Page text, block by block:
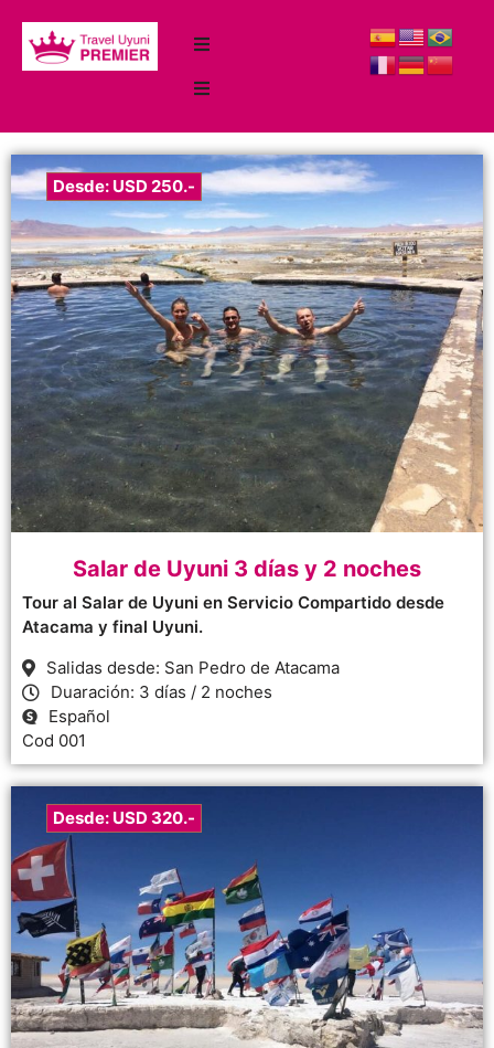
Desde: USD 250.-
Salar de Uyuni 3 días y 2 noches
Tour al Salar de Uyuni en Servicio Compartido desde
Atacama y final Uyuni.
Salidas desde: San Pedro de Atacama
Duaración: 3 días / 2 noches
Español
Cod 001
Desde: USD 320.-